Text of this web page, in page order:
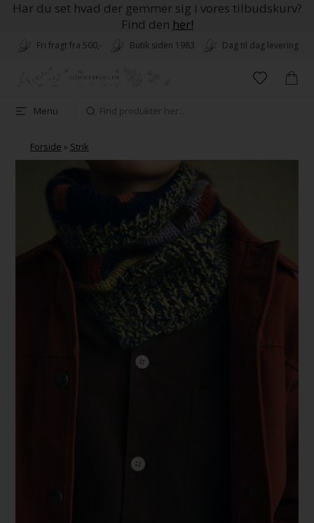
Har du set hvad der gemmer sig i vores tilbudskurv?
Find den her!
Fri fragt fra 500,- Butik siden 1983 Dag til dag levering
Menu
Forside » Strik